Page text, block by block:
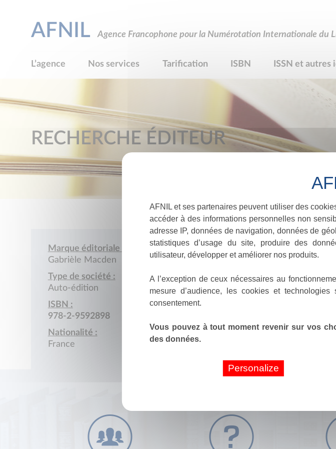
AFNIL Agence Francophone pour la Numérotation Internationale du
L’agence Nos services Tarification ISBN ISSN et
RECHERCHE ÉDITEUR
Marque éditoriale :
Gabrièle Macden
Type de société :
Auto-édition
ISBN :
978-2-9592898
Nationalité :
France
AFNIL et ses partenaires peuvent utiliser des
accéder à des informations personnelles non
adresse IP, données de navigation, données de
statistiques d’usage du site, produire des
utilisateur, développer et améliorer nos produits.
A l’exception de ceux nécessaires au
mesure d’audience, les cookies et
consentement.
Vous pouvez à tout moment revenir sur vos
des données.
Personalize